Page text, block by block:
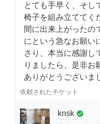
とても手早く、そし
椅子を組み立ててく
間に出来上がったの
にという急なお願い
さり、本当に感謝し
りましたら、是非お
ありがとうございま
依頼されたチケット
knsk check_circle